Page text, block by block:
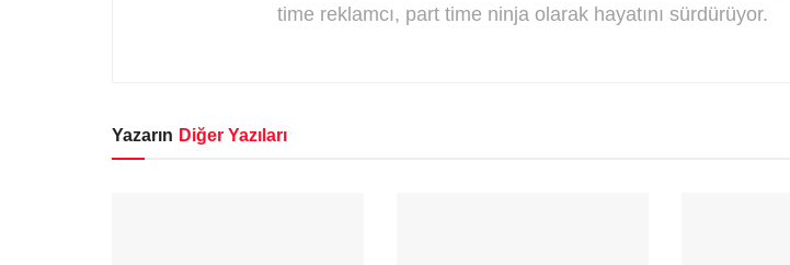
time reklamcı, part time ninja olarak hayatını sürdürüyor.
Yazarın Diğer Yazıları